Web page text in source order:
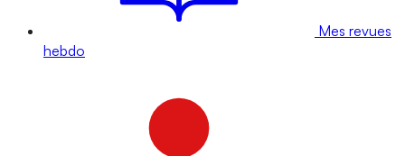
Mes revues
hebdo